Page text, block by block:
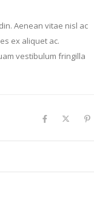
Aenean vitae nisl ac
ex aliquet ac.
vestibulum fringilla